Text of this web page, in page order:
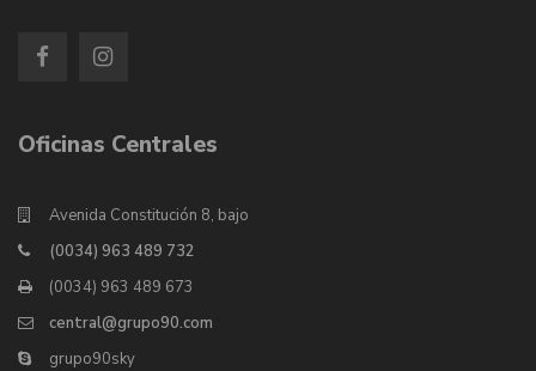
Oficinas Centrales
Avenida Constitución 8, bajo
(0034) 963 489 732
(0034) 963 489 673
central@grupo90.com
grupo90sky